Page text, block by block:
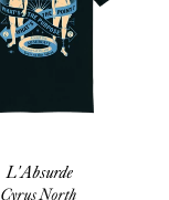
L'Absurde
Cyrus North